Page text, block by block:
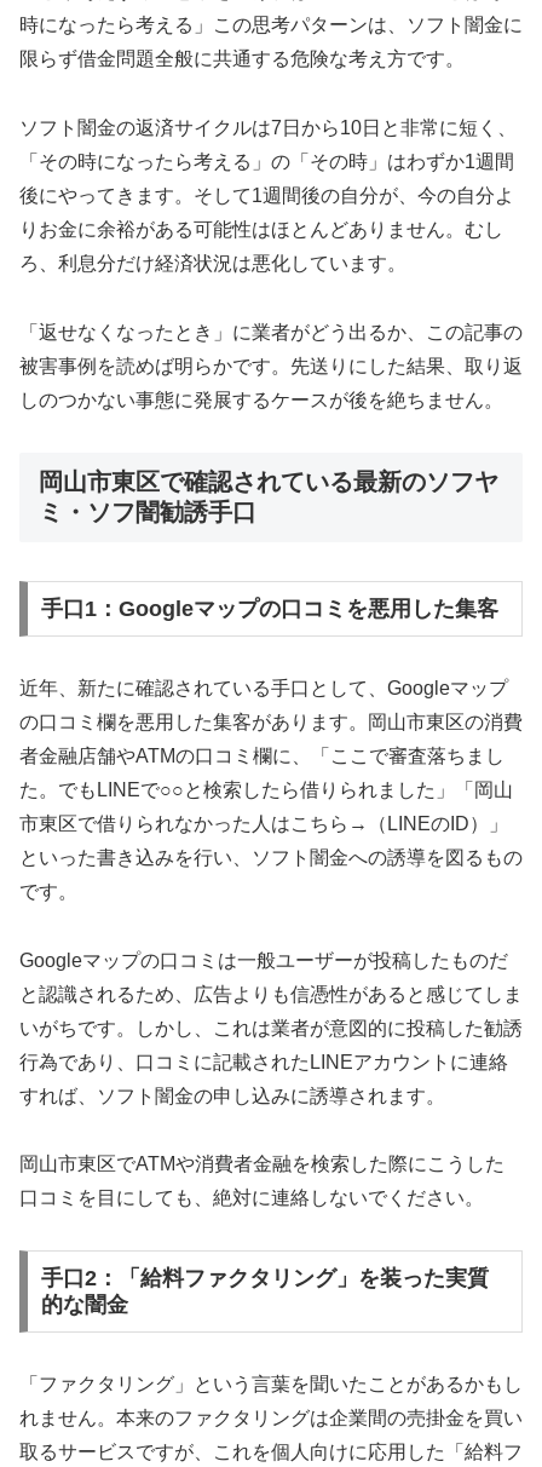
時になったら考える」この思考パターンは、ソフト闇金に
限らず借金問題全般に共通する危険な考え方です。
ソフト闇金の返済サイクルは7日から10日と非常に短く、
「その時になったら考える」の「その時」はわずか1週間
後にやってきます。そして1週間後の自分が、今の自分よ
りお金に余裕がある可能性はほとんどありません。むし
ろ、利息分だけ経済状況は悪化しています。
「返せなくなったとき」に業者がどう出るか、この記事の
被害事例を読めば明らかです。先送りにした結果、取り返
しのつかない事態に発展するケースが後を絶ちません。
岡山市東区で確認されている最新のソフヤ
ミ・ソフ闇勧誘手口
手口1：Googleマップの口コミを悪用した集客
近年、新たに確認されている手口として、Googleマップ
の口コミ欄を悪用した集客があります。岡山市東区の消費
者金融店舗やATMの口コミ欄に、「ここで審査落ちまし
た。でもLINEで○○と検索したら借りられました」「岡山
市東区で借りられなかった人はこちら→（LINEのID）」
といった書き込みを行い、ソフト闇金への誘導を図るもの
です。
Googleマップの口コミは一般ユーザーが投稿したものだ
と認識されるため、広告よりも信憑性があると感じてしま
いがちです。しかし、これは業者が意図的に投稿した勧誘
行為であり、口コミに記載されたLINEアカウントに連絡
すれば、ソフト闇金の申し込みに誘導されます。
岡山市東区でATMや消費者金融を検索した際にこうした
口コミを目にしても、絶対に連絡しないでください。
手口2：「給料ファクタリング」を装った実質
的な闇金
「ファクタリング」という言葉を聞いたことがあるかもし
れません。本来のファクタリングは企業間の売掛金を買い
取るサービスですが、これを個人向けに応用した「給料フ